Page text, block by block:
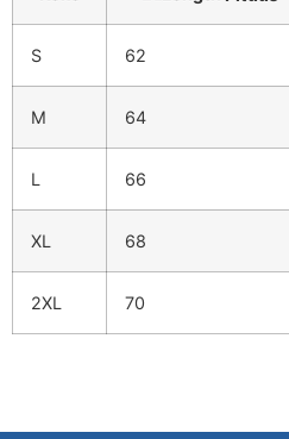
S 62
M 64
L 66
XL 68
2XL 70